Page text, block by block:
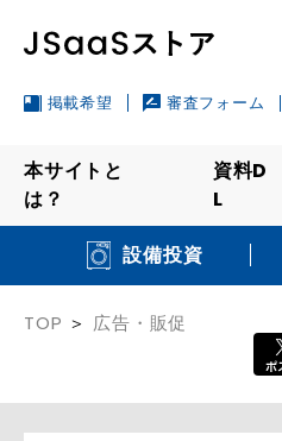
掲載希望 審査フォーム
本サイトと
は？
資料D
L
設備投資
TOP 広告・販促